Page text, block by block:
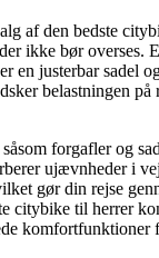
af den bedste
ikke bør overses.
en justerbar sadel
belastningen
forgafler og
ujævnheder i
gør din rejse
citybike til herrer
komfortfunktioner